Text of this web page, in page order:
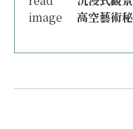
高空藝術